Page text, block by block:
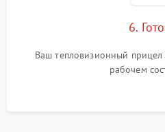
6.
Ваш тепловизионный прицел
рабочем